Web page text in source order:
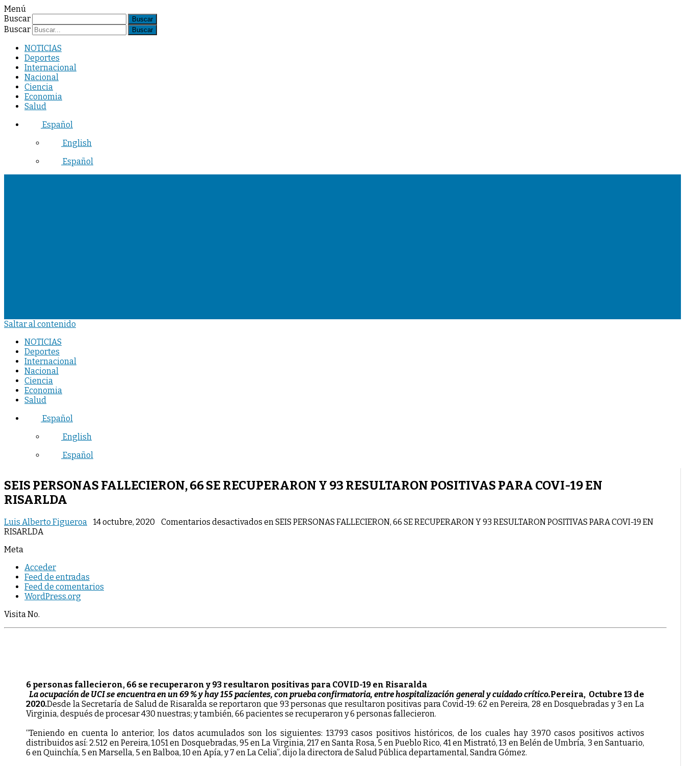
Menú
Buscar
Buscar
NOTICIAS
Deportes
Internacional
Nacional
Ciencia
Economia
Salud
Español
English
Español
Saltar al contenido
NOTICIAS
Deportes
Internacional
Nacional
Ciencia
Economia
Salud
Español
English
Español
SEIS PERSONAS FALLECIERON, 66 SE RECUPERARON Y 93 RESULTARON POSITIVAS PARA COVI-19 EN
RISARLDA
Luis Alberto Figueroa 14 octubre, 2020 Comentarios desactivados en SEIS PERSONAS FALLECIERON, 66 SE RECUPERARON Y 93 RESULTARON POSITIVAS PARA COVI-19 EN
RISARLDA
Meta
Acceder
Feed de entradas
Feed de comentarios
WordPress.org
Visita No.
6 personas fallecieron, 66 se recuperaron y 93 resultaron positivas para COVID-19 en Risaralda
La ocupación de UCI se encuentra en un 69 % y hay 155 pacientes, con prueba confirmatoria, entre hospitalización general y cuidado crítico.Pereira, Octubre 13 de
2020.Desde la Secretaría de Salud de Risaralda se reportaron que 93 personas que resultaron positivas para Covid-19: 62 en Pereira, 28 en Dosquebradas y 3 en La
Virginia, después de procesar 430 nuestras; y también, 66 pacientes se recuperaron y 6 personas fallecieron.
“Teniendo en cuenta lo anterior, los datos acumulados son los siguientes: 13.793 casos positivos históricos, de los cuales hay 3.970 casos positivos activos
distribuidos así: 2.512 en Pereira, 1.051 en Dosquebradas, 95 en La Virginia, 217 en Santa Rosa, 5 en Pueblo Rico, 41 en Mistrató, 13 en Belén de Umbría, 3 en Santuario,
6 en Quinchía, 5 en Marsella, 5 en Balboa, 10 en Apía, y 7 en La Celia”, dijo la directora de Salud Pública departamental, Sandra Gómez.